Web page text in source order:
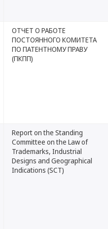
ОТЧЕТ О РАБОТЕ
ПОСТОЯННОГО КОМИТЕТА
ПО ПАТЕНТНОМУ ПРАВУ
(ПКПП)
Report on the Standing
Committee on the Law of
Trademarks, Industrial
Designs and Geographical
Indications (SCT)